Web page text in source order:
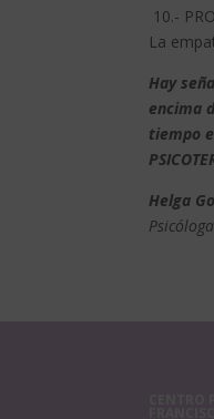
10.-
La
Hay
encima
tiempo
Helga